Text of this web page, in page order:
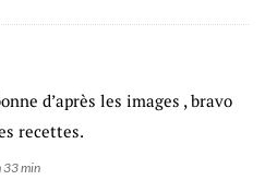
d’après les images , bravo
recettes.
33 min